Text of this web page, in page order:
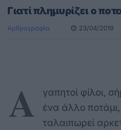
Γιατί πλημυρίζει ο
Αρθρογραφία 23/04/2019
Α
γαπητοί φίλοι,
ένα άλλο ποτάμι,
ταλαιπωρεί